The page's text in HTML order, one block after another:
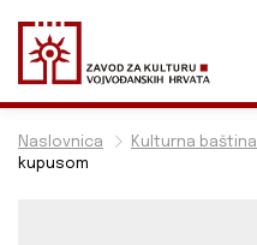
Naslovnica Kulturna baština
kupusom